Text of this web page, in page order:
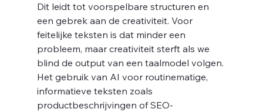
Dit leidt tot voorspelbare structuren en
een gebrek aan de creativiteit. Voor
feitelijke teksten is dat minder een
probleem, maar creativiteit sterft als we
blind de output van een taalmodel volgen.
Het gebruik van AI voor routinematige,
informatieve teksten zoals
productbeschrijvingen of SEO-